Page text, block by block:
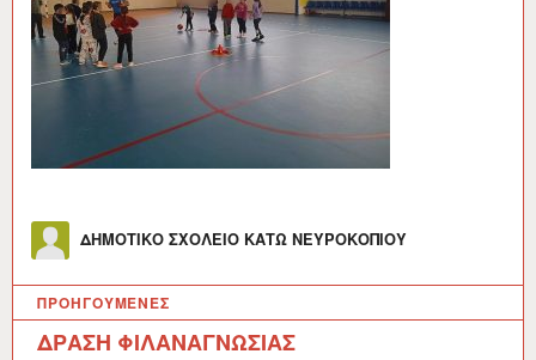
Συγγραφέας
ΔΗΜΟΤΙΚΟ ΣΧΟΛΕΙΟ ΚΑΤΩ ΝΕΥΡΟΚΟΠΙΟΥ
ΠΠΡΟΗΓΟΎΜΕΝΕΣ
ΔΡΑΣΗ ΦΙΛΑΝΑΓΝΩΣΙΑΣ